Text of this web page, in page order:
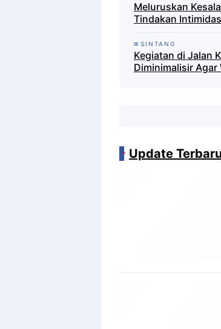
Meluruskan
Tindakan
SINTANG
Kegiatan di Jalan
Diminimalisir Agar
Update